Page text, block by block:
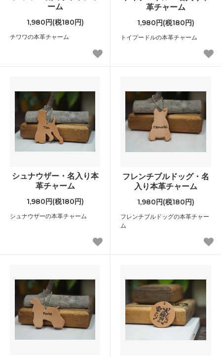
ーム
1,980円(税180円)
チワワの本革チャーム
革チャーム
1,980円(税180円)
トイプードルの本革チャーム
シュナウザー・名入り本
革チャーム
1,980円(税180円)
シュナウザーの本革チャーム
フレンチブルドッグ・名
入り本革チャーム
1,980円(税180円)
フレンチブルドッグの本革チャー
ム